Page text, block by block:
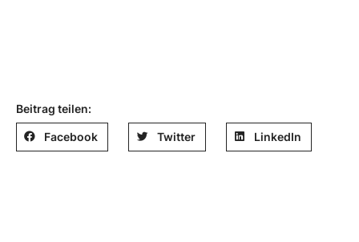
Beitrag teilen:
Facebook Twitter LinkedIn